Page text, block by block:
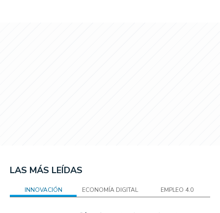
LAS MÁS LEÍDAS
INNOVACIÓN ECONOMÍA DIGITAL EMPLEO 4.0